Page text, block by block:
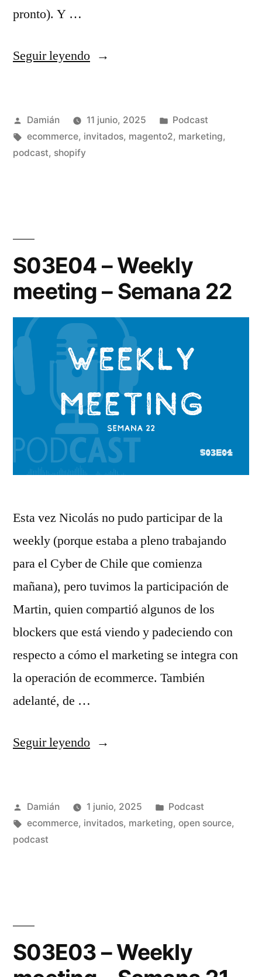
pronto). Y …
Seguir leyendo«S03E05
meeting
Publicado
por
Damián 11 junio, 2025
Publicado
en
Podcast
Etiquetas:
ecommerce, invitados, magento2, marketing,
podcast, shopify
S03E04 – Weekly
meeting – Semana 22
Esta vez Nicolás no pudo participar de la
weekly (porque estaba a pleno trabajando
para el Cyber de Chile que comienza
mañana), pero tuvimos la participación de
Martin, quien compartió algunos de los
blockers que está viendo y padeciendo con
respecto a cómo el marketing se integra con
la operación de ecommerce. También
adelanté, de …
Seguir leyendo«S03E04
meeting
Publicado
por
Damián 1 junio, 2025
Publicado
en
Podcast
Etiquetas:
ecommerce, invitados, marketing, open source,
podcast
S03E03 – Weekly